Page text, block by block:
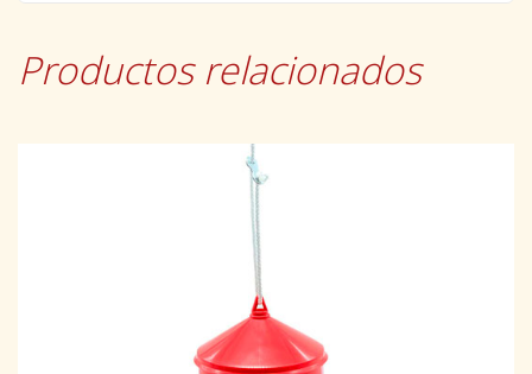
Productos relacionados